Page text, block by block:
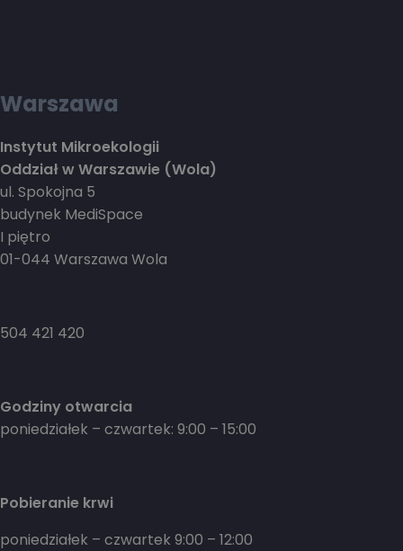
Warszawa
Instytut Mikroekologii
Oddział w Warszawie (Wola)
ul. Spokojna 5
budynek MediSpace
I piętro
01-044 Warszawa Wola
504 421 420
Godziny otwarcia
poniedziałek – czwartek: 9:00 – 15:00
Pobieranie krwi
poniedziałek – czwartek 9:00 – 12:00